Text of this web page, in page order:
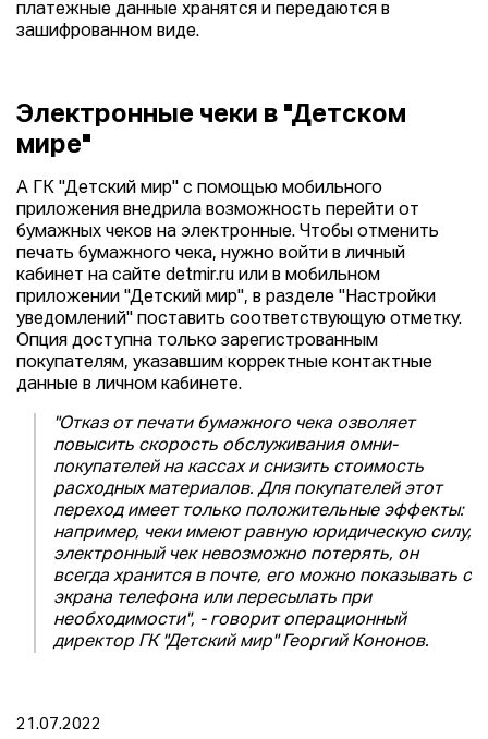
платежные данные хранятся и передаются в
зашифрованном виде.
Электронные чеки в "Детском
мире"
А ГК "Детский мир" с помощью мобильного
приложения внедрила возможность перейти от
бумажных чеков на электронные. Чтобы отменить
печать бумажного чека, нужно войти в личный
кабинет на сайте detmir.ru или в мобильном
приложении "Детский мир", в разделе "Настройки
уведомлений" поставить соответствующую отметку.
Опция доступна только зарегистрованным
покупателям, указавшим корректные контактные
данные в личном кабинете.
"Отказ от печати бумажного чека озволяет
повысить скорость обслуживания омни-
покупателей на кассах и снизить стоимость
расходных материалов. Для покупателей этот
переход имеет только положительные эффекты:
например, чеки имеют равную юридическую силу,
электронный чек невозможно потерять, он
всегда хранится в почте, его можно показывать с
экрана телефона или пересылать при
необходимости", - говорит операционный
директор ГК "Детский мир" Георгий Кононов.
21.07.2022